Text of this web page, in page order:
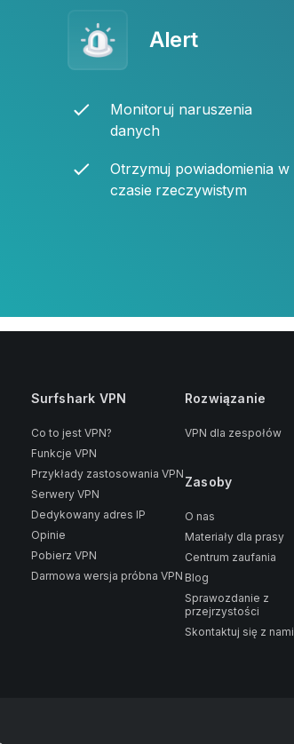
Alert
Monitoruj naruszenia
danych
Otrzymuj powiadomienia w
czasie rzeczywistym
Surfshark VPN
Co to jest VPN?
Funkcje VPN
Przykłady zastosowania VPN
Serwery VPN
Dedykowany adres IP
Opinie
Pobierz VPN
Darmowa wersja próbna VPN
Rozwiązanie
VPN dla zespołów
Zasoby
O nas
Materiały dla prasy
Centrum zaufania
Blog
Sprawozdanie z
przejrzystości
Skontaktuj się z nami